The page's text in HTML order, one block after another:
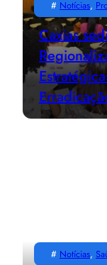
# Notícias,
Caxias
# Notícias,